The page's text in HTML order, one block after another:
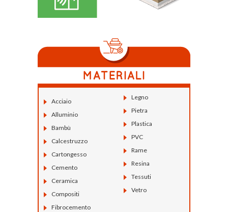
Acciaio
Alluminio
Bambù
Calcestruzzo
Cartongesso
Cemento
Ceramica
Compositi
Fibrocemento
Legno
Pietra
Plastica
PVC
Rame
Resina
Tessuti
Vetro